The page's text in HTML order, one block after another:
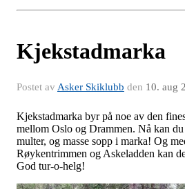
Kjekstadmarka
Postet av Asker Skiklubb den 10. aug
Kjekstadmarka byr på noe av den
mellom Oslo og Drammen. Nå kan
multer, og masse sopp i marka! Og
Røykentrimmen og Askeladden kan
God tur-o-helg!